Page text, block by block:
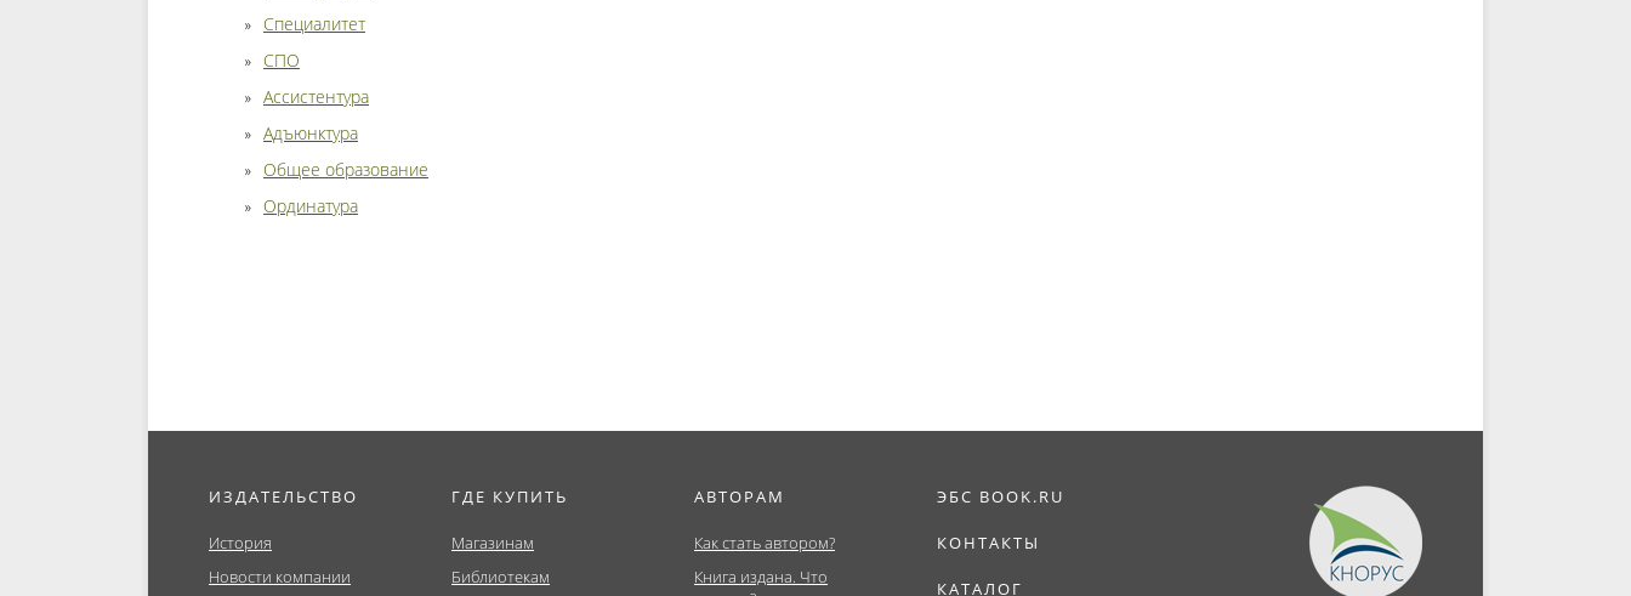
Специалитет
СПО
Ассистентура
Адъюнктура
Общее образование
Ординатура
ИЗДАТЕЛЬСТВО
История
Новости компании
ГДЕ КУПИТЬ
Магазинам
Библиотекам
АВТОРАМ
Как стать автором?
Книга издана. Что
ЭБС BOOK.RU
КОНТАКТЫ
КАТАЛОГ